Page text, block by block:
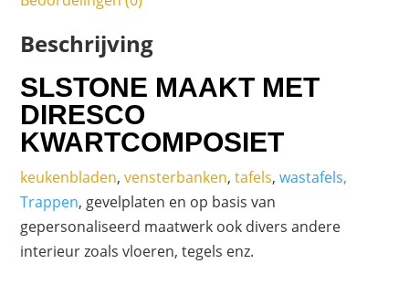
Beschrijving
SLSTONE MAAKT MET
DIRESCO
KWARTCOMPOSIET
keukenbladen,vensterbanken,tafels,wastafels,
Trappen, gevelplaten en op basis van
gepersonaliseerd maatwerk ook divers andere
interieur zoals vloeren, tegels enz.